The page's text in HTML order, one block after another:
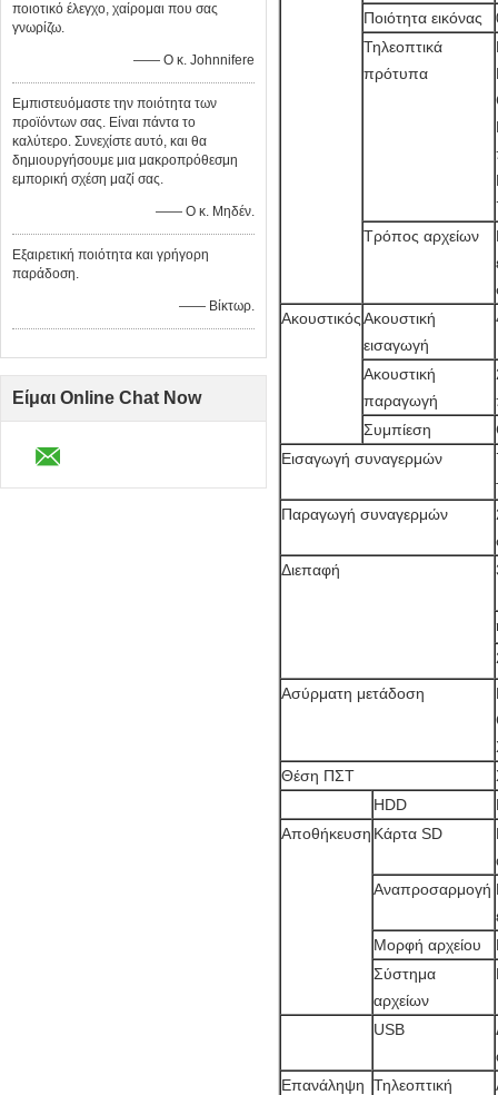
ποιοτικό έλεγχο, χαίρομαι που σας
γνωρίζω.
—— Ο κ. Johnnifere
Εμπιστευόμαστε την ποιότητα των
προϊόντων σας. Είναι πάντα το
καλύτερο. Συνεχίστε αυτό, και θα
δημιουργήσουμε μια μακροπρόθεσμη
εμπορική σχέση μαζί σας.
—— Ο κ. Μηδέν.
Εξαιρετική ποιότητα και γρήγορη
παράδοση.
—— Βίκτωρ.
Είμαι Online Chat Now
Ποιότητα εικόνας
Τηλεοπτικά
πρότυπα
Τρόπος αρχείων
ΑκουστικόςΑκουστική
εισαγωγή
Ακουστική
παραγωγή
Συμπίεση
Εισαγωγή συναγερμών
Παραγωγή συναγερμών
Διεπαφή
Ασύρματη μετάδοση
Θέση ΠΣΤ
HDD
Αποθήκευση Κάρτα SD
Αναπροσαρμογή
Μορφή αρχείου
Σύστημα
αρχείων
USB
Επανάληψη Τηλεοπτική